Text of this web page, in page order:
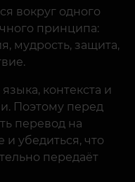
вокруг одного
принципа:
мудрость, защита,
контекста и
Поэтому перед
перевод на
и убедиться, что
передаёт